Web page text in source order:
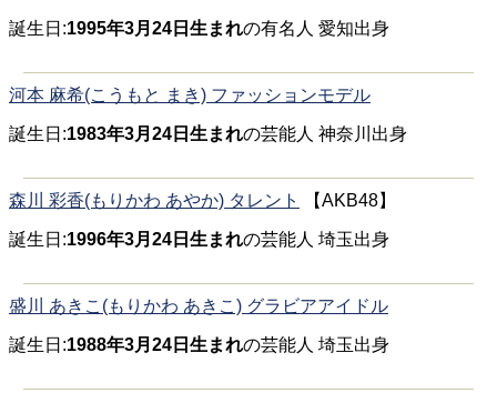
誕生日:1995年3月24日生まれの有名人 愛知出身
河本 麻希(こうもと まき) ファッションモデル
誕生日:1983年3月24日生まれの芸能人 神奈川出身
森川 彩香(もりかわ あやか) タレント 【AKB48】
誕生日:1996年3月24日生まれの芸能人 埼玉出身
盛川 あきこ(もりかわ あきこ) グラビアアイドル
誕生日:1988年3月24日生まれの芸能人 埼玉出身